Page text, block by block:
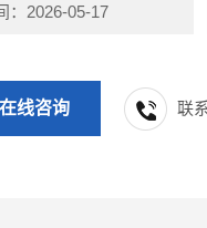
：2026-05-17
在线咨询 联